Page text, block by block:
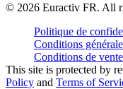
© 2026 Euractiv FR. All
Politique de
Conditions
Conditions de vente
This site is protected by
Policy and Terms of